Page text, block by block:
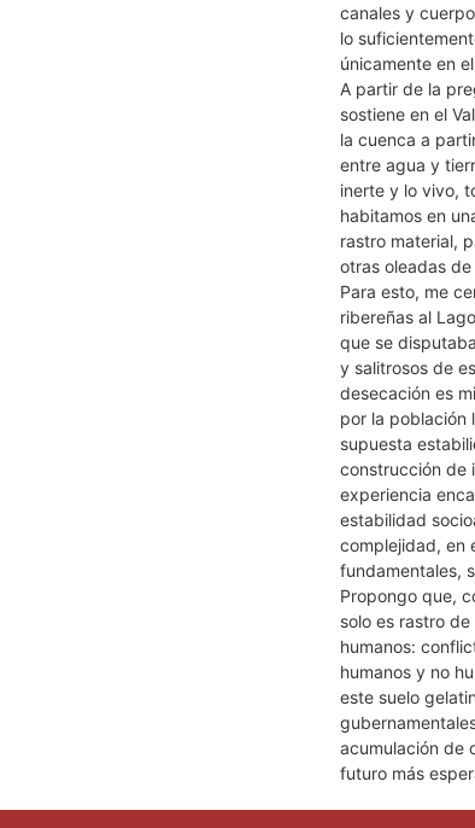
canales y
lo
únicamente en
A partir de la
sostiene en el
la cuenca a
entre agua y
inerte y lo vivo,
habitamos en
rastro material,
otras oleadas
Para esto, me
ribereñas al
que se
y salitrosos de
desecación es
por la población
supuesta
construcción de
experiencia
estabilidad
complejidad, en
fundamentales,
Propongo que,
solo es rastro
humanos:
humanos y no
este suelo
acumulación de
futuro más